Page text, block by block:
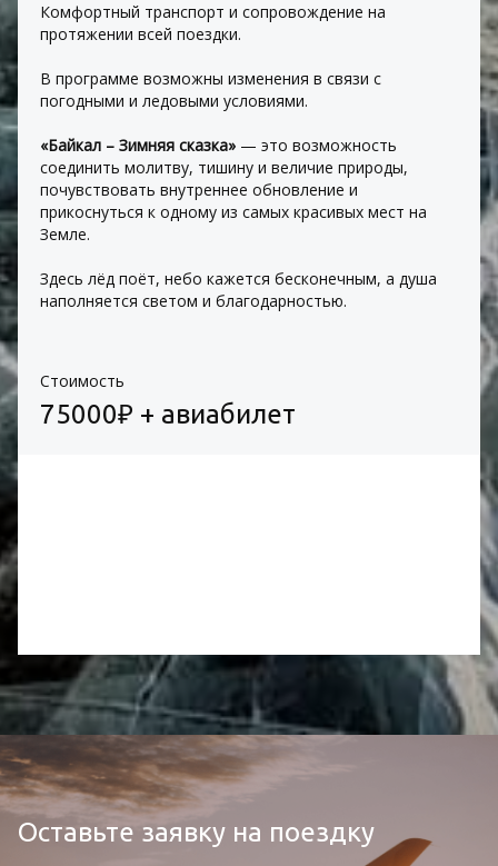
Комфортный транспорт и сопровождение на
протяжении всей поездки.
В программе возможны изменения в связи с
погодными и ледовыми условиями.
«Байкал – Зимняя сказка» — это возможность
соединить молитву, тишину и величие природы,
почувствовать внутреннее обновление и
прикоснуться к одному из самых красивых мест на
Земле.
Здесь лёд поёт, небо кажется бесконечным, а душа
наполняется светом и благодарностью.
Стоимость
75000₽ + авиабилет
Оставьте заявку на поездку